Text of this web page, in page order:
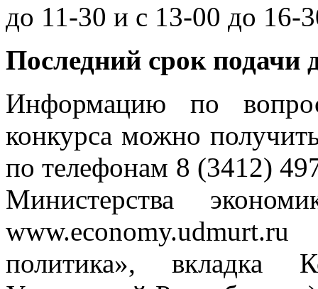
до 11-30 и с 13-00 до 16-
Последний срок подачи
Информацию по
конкурса можно
по телефонам 8 (3412)
Министерства
политика», вкладка